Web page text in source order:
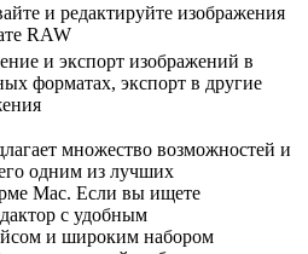
и редактируйте изображения
RAW
и экспорт изображений в
форматах, экспорт в другие
множество возможностей и
одним из лучших
Mac. Если вы ищете
с удобным
и широким набором